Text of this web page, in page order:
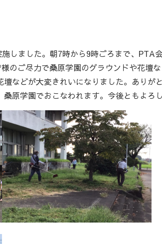
しました。朝7時から9時ごろまで、PTA
のご尽力で桑原学園のグラウンドや花壇
などが大変きれいになりました。あり
原学園でおこなわれます。今後ともよろ